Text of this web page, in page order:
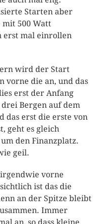
Starten aber
mit 500 Watt
erst mal einrollen
wird der Start
vorne die an, und das
erst der Anfang
Bergen auf dem
das erst die erste von
geht es gleich
den Finanzplatz.
geil.
vorne
ist das die
an der Spitze bleibt
Immer